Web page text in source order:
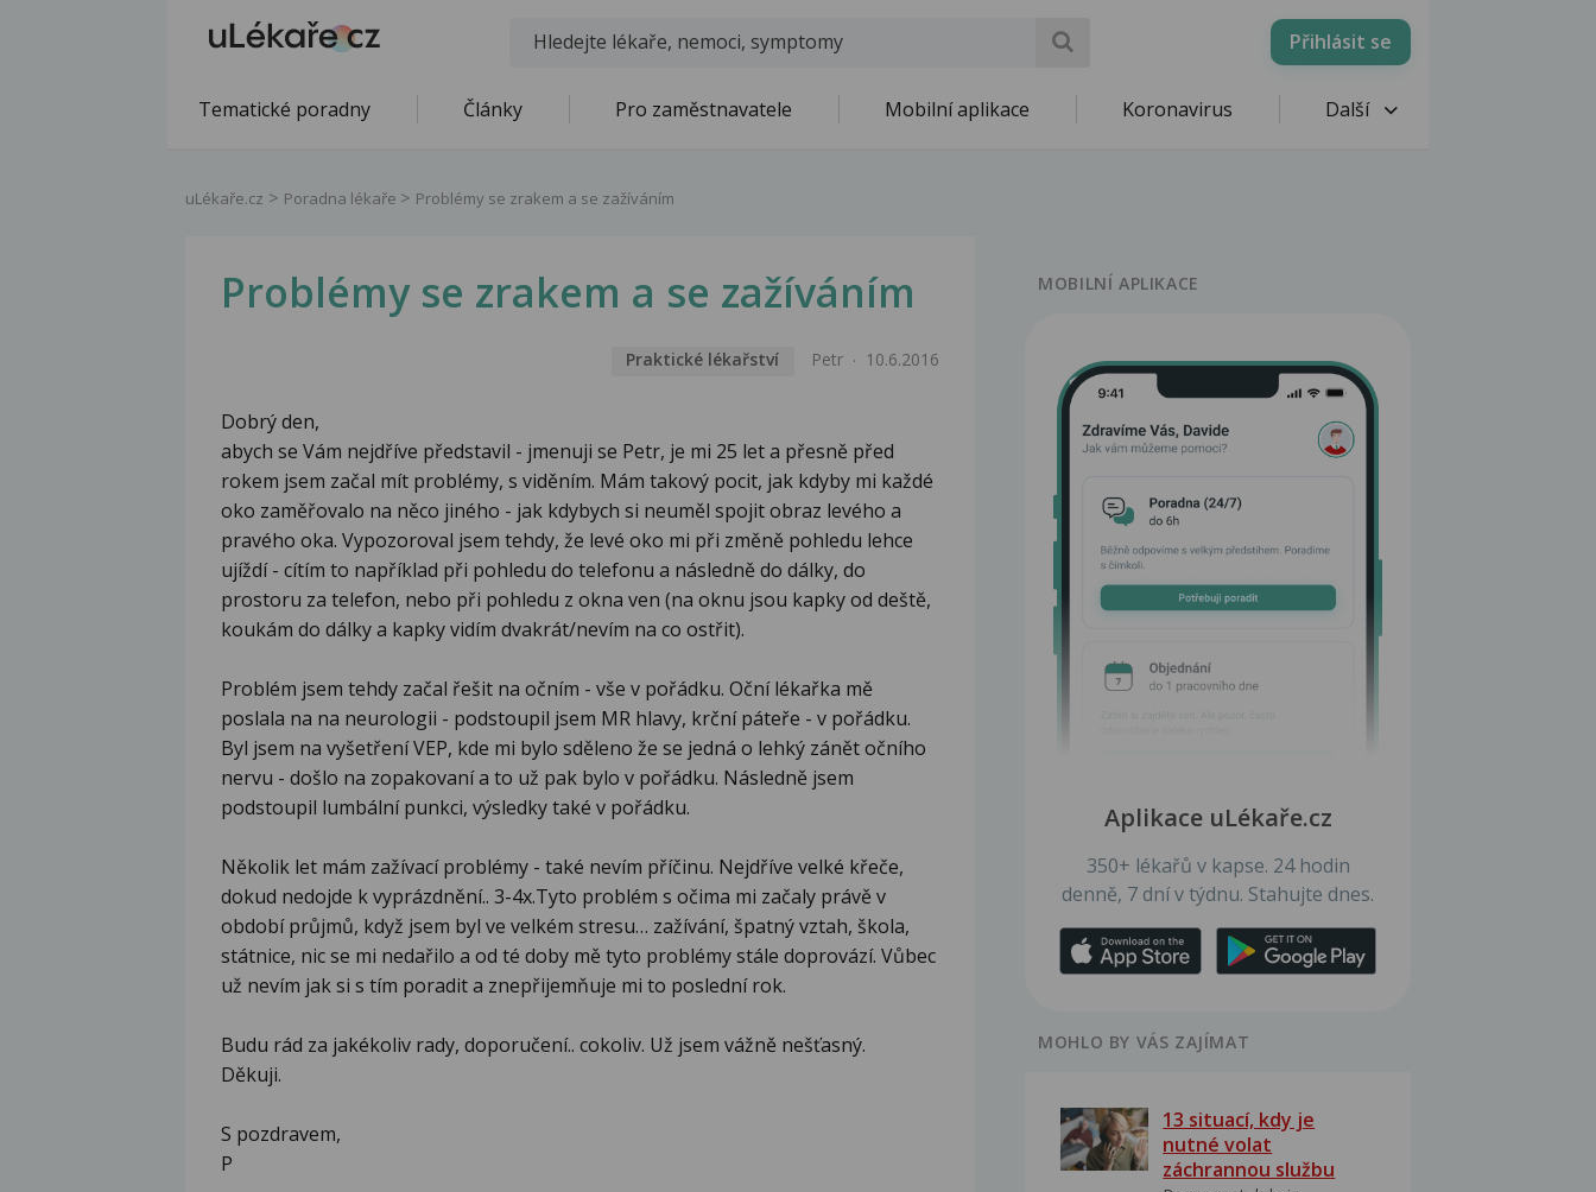
Přihlásit se
Tematické poradny Články Pro zaměstnavatele Mobilní aplikace Koronavirus Další
uLékaře.cz Poradna lékaře Problémy se zrakem a se zažíváním
Problémy se zrakem a se zažíváním
Praktické lékařství Petr 10.6.2016
Dobrý den,
abych se Vám nejdříve představil - jmenuji se Petr, je mi 25 let a přesně před
rokem jsem začal mít problémy, s viděním. Mám takový pocit, jak kdyby mi každé
oko zaměřovalo na něco jiného - jak kdybych si neuměl spojit obraz levého a
pravého oka. Vypozoroval jsem tehdy, že levé oko mi při změně pohledu lehce
ujíždí - cítím to například při pohledu do telefonu a následně do dálky, do
prostoru za telefon, nebo při pohledu z okna ven (na oknu jsou kapky od deště,
koukám do dálky a kapky vidím dvakrát/nevím na co ostřit).
Problém jsem tehdy začal řešit na očním - vše v pořádku. Oční lékařka mě
poslala na na neurologii - podstoupil jsem MR hlavy, krční páteře - v pořádku.
Byl jsem na vyšetření VEP, kde mi bylo sděleno že se jedná o lehký zánět očního
nervu - došlo na zopakovaní a to už pak bylo v pořádku. Následně jsem
podstoupil lumbální punkci, výsledky také v pořádku.
Několik let mám zažívací problémy - také nevím příčinu. Nejdříve velké křeče,
dokud nedojde k vyprázdnění.. 3-4x.Tyto problém s očima mi začaly právě v
období průjmů, když jsem byl ve velkém stresu… zažívání, špatný vztah, škola,
státnice, nic se mi nedařilo a od té doby mě tyto problémy stále doprovází. Vůbec
už nevím jak si s tím poradit a znepřijemňuje mi to poslední rok.
Budu rád za jakékoliv rady, doporučení.. cokoliv. Už jsem vážně nešťasný.
Děkuji.
S pozdravem,
P
MOBILNÍ APLIKACE
Aplikace uLékaře.cz
350+ lékařů v kapse. 24 hodin
denně, 7 dní v týdnu. Stahujte dnes.
MOHLO BY VÁS ZAJÍMAT
13 situací, kdy je
nutné volat
záchrannou službu